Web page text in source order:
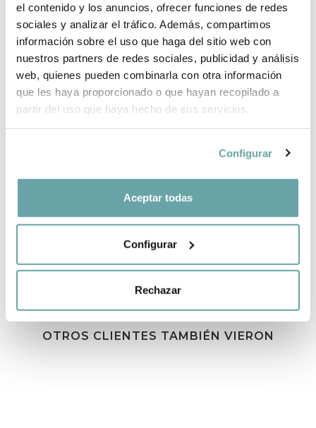
el contenido y los anuncios, ofrecer funciones de redes
sociales y analizar el tráfico. Además, compartimos
información sobre el uso que haga del sitio web con
nuestros partners de redes sociales, publicidad y análisis
web, quienes pueden combinarla con otra información
que les haya proporcionado o que hayan recopilado a
partir del uso que haya hecho de sus servicios.
Configurar
Aceptar todas
Configurar
Rechazar
OTROS CLIENTES TAMBIÉN VIERON